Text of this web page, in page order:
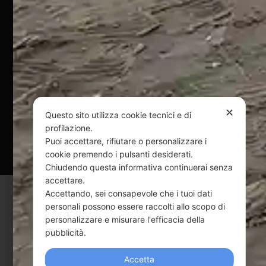
Pagamenti Sicuri
@ Copyright 2024 Webpesca è un brand Intent di Federico
Andrenacci P.Iva 01917920678
Via G. Galilei n. 2 – 64018 Tortoreto TE | REA TE-168019 |
Mail:
info@webpesca.it | Pec: federicoandrenacci@pec.it
Questo sito è protetto da Google reCAPTCHA
v3,
Privacy PolicyeTerms of Servicedi Google.
✕
Questo sito utilizza cookie tecnici e di
profilazione.
Puoi accettare, rifiutare o personalizzare i
cookie premendo i pulsanti desiderati.
Chiudendo questa informativa continuerai senza
accettare.
Accettando, sei consapevole che i tuoi dati
personali possono essere raccolti allo scopo di
personalizzare e misurare l'efficacia della
pubblicità.
Accetta